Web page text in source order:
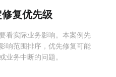
复优先级
看实际业务影响。本案例先
响范围排序，优先修复可能
业务中断的问题。